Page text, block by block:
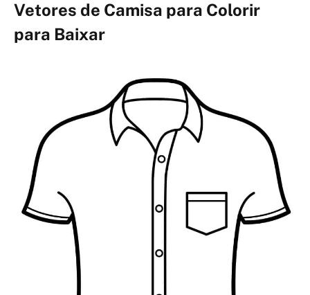
Vetores de Camisa para Colorir
para Baixar